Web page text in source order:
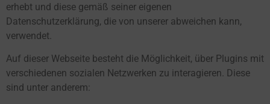
erhebt und diese gemäß seiner eigenen
Datenschutzerklärung, die von unserer abweichen kann,
verwendet.
Auf dieser Webseite besteht die Möglichkeit, über Plugins mit
verschiedenen sozialen Netzwerken zu interagieren. Diese
sind unter anderem: